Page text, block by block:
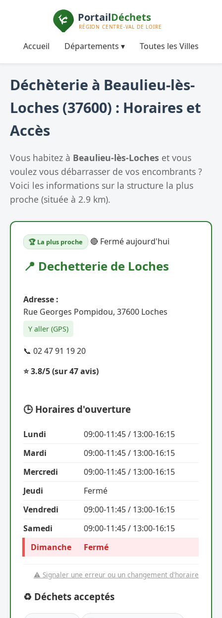
Accueil Départements ▾ Toutes les Villes
Déchèterie à Beaulieu-lès-
Loches (37600) : Horaires et
Accès
Vous habitez à Beaulieu-lès-Loches et vous
voulez vous débarrasser de vos encombrants ?
Voici les informations sur la structure la plus
proche (située à 2.9 km).
🏆 La plus proche 🔴 Fermé aujourd'hui
📍 Dechetterie de Loches
Adresse :
Rue Georges Pompidou, 37600 Loches
Y aller (GPS)
📞 02 47 91 19 20
⭐ 3.8/5(sur 47 avis)
🕒 Horaires d'ouverture
Lundi
09:00-11:45 / 13:00-16:15
Mardi
09:00-11:45 / 13:00-16:15
Mercredi
09:00-11:45 / 13:00-16:15
Jeudi
Fermé
Vendredi
09:00-11:45 / 13:00-16:15
Samedi
09:00-11:45 / 13:00-16:15
Dimanche
Fermé
⚠️ Signaler une erreur ou un changement d'horaire
♻️ Déchets acceptés